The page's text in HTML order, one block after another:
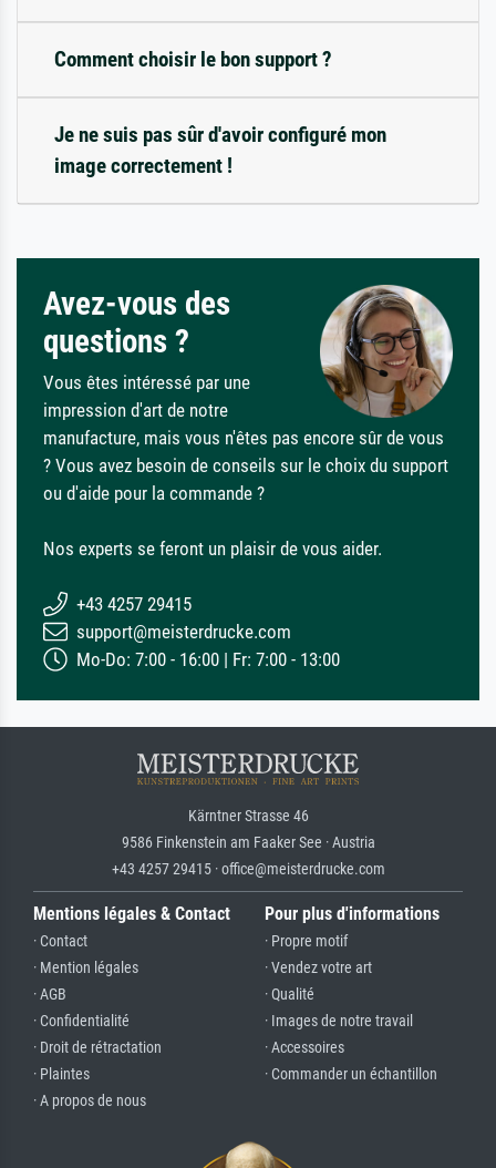
Comment choisir le bon support ?
Je ne suis pas sûr d'avoir configuré mon
image correctement !
Avez-vous des
questions ?
Vous êtes intéressé par une
impression d'art de notre
manufacture, mais vous n'êtes pas encore sûr de vous
? Vous avez besoin de conseils sur le choix du support
ou d'aide pour la commande ?
Nos experts se feront un plaisir de vous aider.
+43 4257 29415
support@meisterdrucke.com
Mo-Do: 7:00 - 16:00 | Fr: 7:00 - 13:00
Kärntner Strasse 46
9586 Finkenstein am Faaker See · Austria
+43 4257 29415 · office@meisterdrucke.com
Mentions légales & Contact
· Contact
· Mention légales
· AGB
· Confidentialité
· Droit de rétractation
· Plaintes
· A propos de nous
Pour plus d'informations
· Propre motif
· Vendez votre art
· Qualité
· Images de notre travail
· Accessoires
· Commander un échantillon